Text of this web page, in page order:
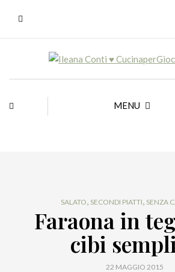
MENU
SALATO, SECONDI PIATTI, SENZA
Faraona in
cibi
22 MAGGIO 2015